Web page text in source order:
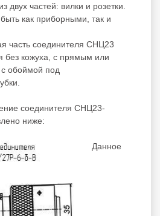
двух частей: вилки и розетки.
как приборными, так и
часть соединителя СНЦ23
без кожуха, с прямым или
обоймой под
соединителя СНЦ23-
ниже:
Данное